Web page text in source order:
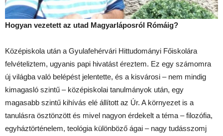
Hogyan vezetett az utad Magyarláposról Rómáig?
Középiskola után a Gyulafehérvári Hittudományi Főiskolára
felvételiztem, ugyanis papi hivatást éreztem. Ez egy számomra
új világba való belépést jelentette, és a kisvárosi – nem mindig
kimagasló szintű – középiskolai tanulmányok után, egy
magasabb szintű kihívás elé állított az Úr. A környezet is a
tanulásra ösztönzött és mivel nagyon érdekelt a téma – filozófia,
egyháztörténelem, teológia különböző ágai – nagy tudásszomj